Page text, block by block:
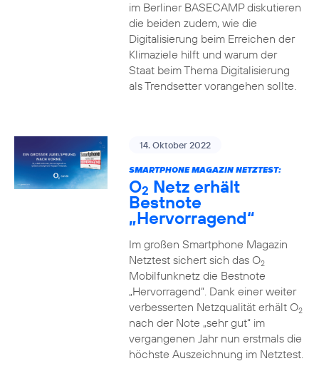
im Berliner BASECAMP diskutieren
die beiden zudem, wie die
Digitalisierung beim Erreichen der
Klimaziele hilft und warum der
Staat beim Thema Digitalisierung
als Trendsetter vorangehen sollte.
14. Oktober 2022
SMARTPHONE MAGAZIN NETZTEST:
O2 Netz erhält
Bestnote
„Hervorragend“
Im großen Smartphone Magazin
Netztest sichert sich das O2
Mobilfunknetz die Bestnote
„Hervorragend“. Dank einer weiter
verbesserten Netzqualität erhält O2
nach der Note „sehr gut“ im
vergangenen Jahr nun erstmals die
höchste Auszeichnung im Netztest.